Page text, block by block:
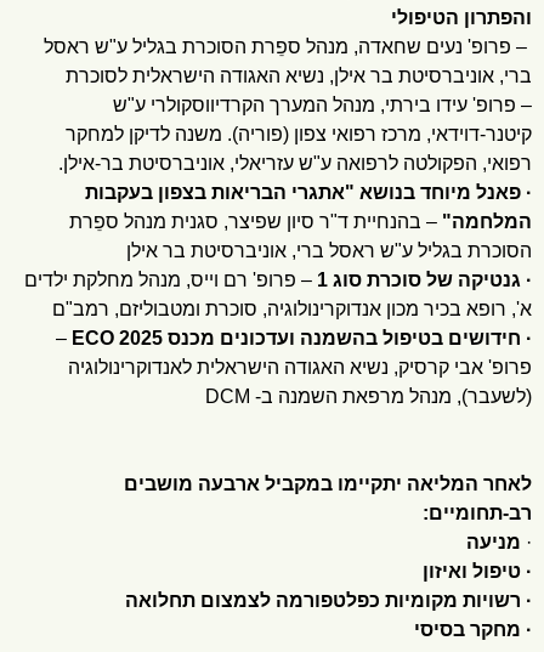
והפתרון הטיפולי
– פרופ' נעים שחאדה, מנהל ספֵרת הסוכרת בגליל ע"ש ראסל
ברי, אוניברסיטת בר אילן, נשיא האגודה הישראלית לסוכרת
– פרופ' עידו בירתי, מנהל המערך הקרדיווסקולרי ע"ש
קיטנר-דוידאי, מרכז רפואי צפון (פוריה). משנה לדיקן למחקר
רפואי, הפקולטה לרפואה ע"ש עזריאלי, אוניברסיטת בר-אילן.
· פאנל מיוחד בנושא "אתגרי הבריאות בצפון בעקבות
המלחמה" – בהנחיית ד"ר סיון שפיצר, סגנית מנהל ספֵרת
הסוכרת בגליל ע"ש ראסל ברי, אוניברסיטת בר אילן
· גנטיקה של סוכרת סוג 1
– פרופ' רם וייס, מנהל מחלקת ילדים
א', רופא בכיר מכון אנדוקרינולוגיה, סוכרת ומטבוליזם, רמב"ם
· חידושים בטיפול בהשמנה ועדכונים מכנס ECO 2025
–
פרופ' אבי קרסיק, נשיא האגודה הישראלית לאנדוקרינולוגיה
(לשעבר), מנהל מרפאת השמנה ב- DCM
לאחר המליאה יתקיימו במקביל ארבעה מושבים
רב-תחומיים:
· מניעה
· טיפול ואיזון
· רשויות מקומיות כפלטפורמה לצמצום תחלואה
· מחקר בסיסי